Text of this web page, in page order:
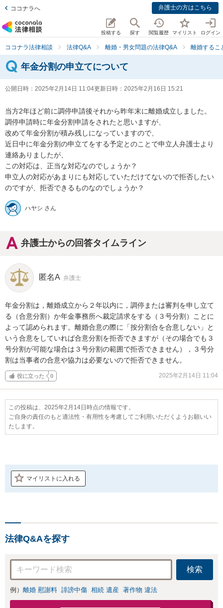
ココナラへ 弁護士の方はこちら
投稿する 探す 閲覧履歴 マイリスト ログイン
ココナラ法律相談 法律Q&A 離婚・男女問題の法律Q&A 離婚するこ
年金分割の申立てについて
公開日時： 2025年2月14日 11:04更新日時： 2025年2月16日 15:21
当方2年ほど前に調停申請後それから昨年末に離婚成立しました。
調停申請時に年金分割申請をされたと思いますが、
改めて年金分割が積み残しになっていますので、
近日中に年金分割の申立てをする予定とのことで申立人弁護士より
連絡ありましたが、
この対応は、正当な対応なのでしょうか？
申立人の対応があまりにも対応していただけてないので拒否したい
のですが、拒否できるものなのでしょうか？
ハヤシ さん
弁護士からの回答タイムライン
匿名A 弁護士
年金分割は，離婚成立から２年以内に，調停または審判を申し立て
る（合意分割）か年金事務所へ裁定請求をする（３号分割）ことに
よって認められます。離婚合意の際に「按分割合を合意しない」と
いう合意をしていれば合意分割を拒否できますが（その場合でも３
号分割が可能な場合は３号分割の範囲で拒否できません），３号分
割は当事者の合意や協力は必要ないので拒否できません。
役に立った 0 2025年2月14日 11:04
この投稿は、2025年2月14日時点の情報です。
ご自身の責任のもと適法性・有用性を考慮してご利用いただくようお願いい
たします。
マイリストに入れる
法律Q&Aを探す
検索
例） 離婚 慰謝料 誹謗中傷 相続 遺産 著作物 違法